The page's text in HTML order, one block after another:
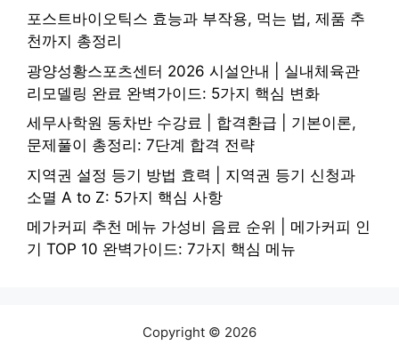
포스트바이오틱스 효능과 부작용, 먹는 법, 제품 추
천까지 총정리
광양성황스포츠센터 2026 시설안내 | 실내체육관
리모델링 완료 완벽가이드: 5가지 핵심 변화
세무사학원 동차반 수강료 | 합격환급 | 기본이론,
문제풀이 총정리: 7단계 합격 전략
지역권 설정 등기 방법 효력 | 지역권 등기 신청과
소멸 A to Z: 5가지 핵심 사항
메가커피 추천 메뉴 가성비 음료 순위 | 메가커피 인
기 TOP 10 완벽가이드: 7가지 핵심 메뉴
Copyright © 2026